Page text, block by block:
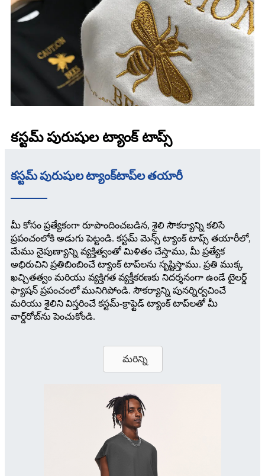
కస్టమ్ పురుషుల ట్యాంక్ టాప్స్
కస్టమ్ పురుషుల ట్యాంక్‌టాప్‌ల తయారీ
మీ కోసం ప్రత్యేకంగా రూపొందించబడిన, శైలి సౌకర్యాన్ని కలిసే
ప్రపంచంలోకి అడుగు పెట్టండి. కస్టమ్ మెన్స్ ట్యాంక్ టాప్స్ తయారీలో,
మేము నైపుణ్యాన్ని వ్యక్తిత్వంతో మిళితం చేస్తాము, మీ ప్రత్యేక
అభిరుచిని ప్రతిబింబించే ట్యాంక్ టాప్‌లను సృష్టిస్తాము. ప్రతి ముక్క
ఖచ్చితత్వం మరియు వ్యక్తిగత వ్యక్తీకరణకు నిదర్శనంగా ఉండే టైలర్డ్
ఫ్యాషన్ ప్రపంచంలో మునిగిపోండి. సౌకర్యాన్ని పునర్నిర్వచించే
మరియు శైలిని విస్తరించే కస్టమ్-క్రాఫ్టెడ్ ట్యాంక్ టాప్‌లతో మీ
వార్డ్‌రోబ్‌ను పెంచుకోండి.
మరిన్ని